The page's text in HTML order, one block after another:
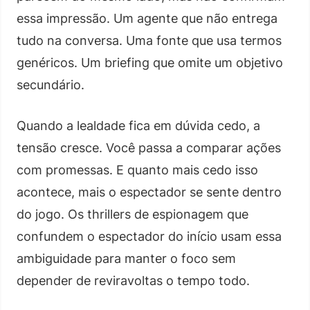
essa impressão. Um agente que não entrega
tudo na conversa. Uma fonte que usa termos
genéricos. Um briefing que omite um objetivo
secundário.
Quando a lealdade fica em dúvida cedo, a
tensão cresce. Você passa a comparar ações
com promessas. E quanto mais cedo isso
acontece, mais o espectador se sente dentro
do jogo. Os thrillers de espionagem que
confundem o espectador do início usam essa
ambiguidade para manter o foco sem
depender de reviravoltas o tempo todo.